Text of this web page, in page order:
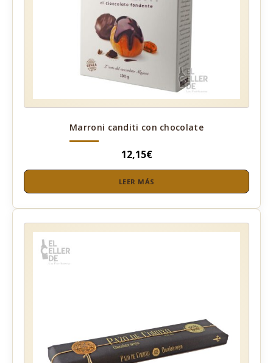
Marroni canditi con chocolate
12,15€
LEER MÁS